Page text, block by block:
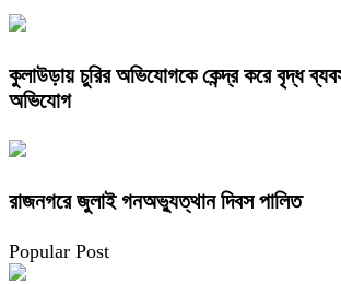
কুলাউড়ায় চুরির অভিযোগকে কেন্দ্র করে বৃদ্ধ
অভিযোগ
রাজনগরে জুলাই গনঅভ্যুত্থান দিবস পালিত
Popular Post